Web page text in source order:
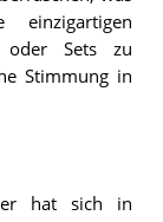
oder Sets zu
Stimmung in
hat sich in